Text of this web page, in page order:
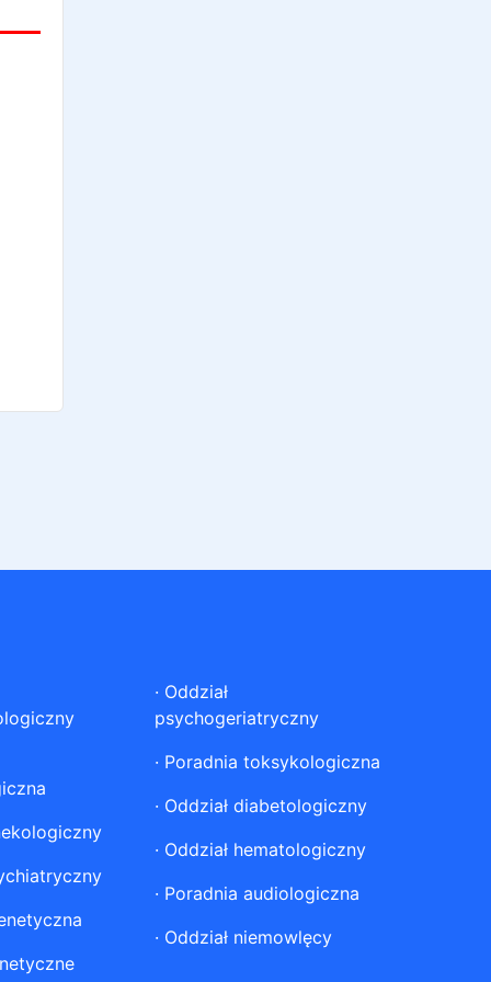
· Oddział
psychogeriatryczny
· Poradnia toksykologiczna
· Oddział diabetologiczny
· Oddział hematologiczny
· Poradnia audiologiczna
· Oddział niemowlęcy